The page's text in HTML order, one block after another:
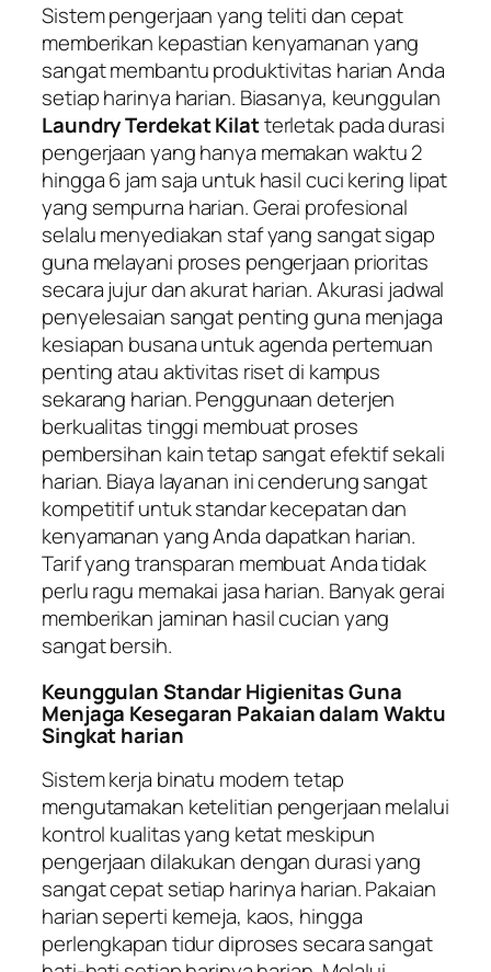
Sistem pengerjaan yang teliti dan cepat
memberikan kepastian kenyamanan yang
sangat membantu produktivitas harian Anda
setiap harinya harian. Biasanya, keunggulan
Laundry Terdekat Kilatterletak pada durasi
pengerjaan yang hanya memakan waktu 2
hingga 6 jam saja untuk hasil cuci kering lipat
yang sempurna harian. Gerai profesional
selalu menyediakan staf yang sangat sigap
guna melayani proses pengerjaan prioritas
secara jujur dan akurat harian. Akurasi jadwal
penyelesaian sangat penting guna menjaga
kesiapan busana untuk agenda pertemuan
penting atau aktivitas riset di kampus
sekarang harian. Penggunaan deterjen
berkualitas tinggi membuat proses
pembersihan kain tetap sangat efektif sekali
harian. Biaya layanan ini cenderung sangat
kompetitif untuk standar kecepatan dan
kenyamanan yang Anda dapatkan harian.
Tarif yang transparan membuat Anda tidak
perlu ragu memakai jasa harian. Banyak gerai
memberikan jaminan hasil cucian yang
sangat bersih.
Keunggulan Standar Higienitas Guna
Menjaga Kesegaran Pakaian dalam Waktu
Singkat harian
Sistem kerja binatu modern tetap
mengutamakan ketelitian pengerjaan melalui
kontrol kualitas yang ketat meskipun
pengerjaan dilakukan dengan durasi yang
sangat cepat setiap harinya harian. Pakaian
harian seperti kemeja, kaos, hingga
perlengkapan tidur diproses secara sangat